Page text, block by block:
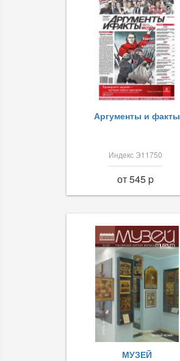
Аргументы и факты
Индекс Э11750
от 545 p
МУЗЕЙ